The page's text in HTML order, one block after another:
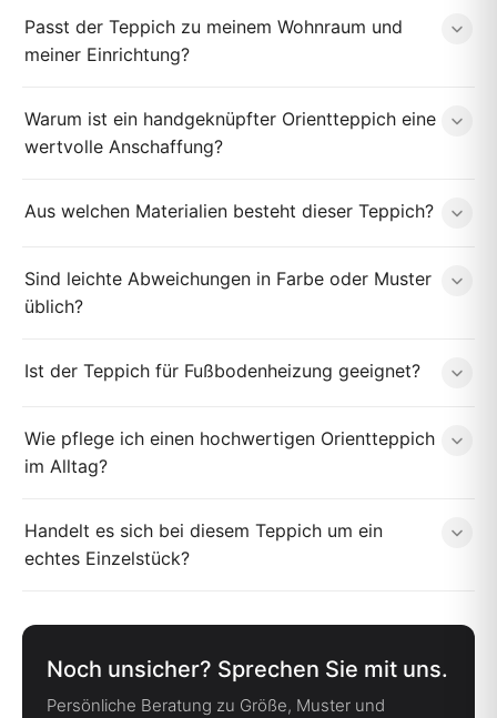
Passt der Teppich zu meinem Wohnraum und
meiner Einrichtung?
Warum ist ein handgeknüpfter Orientteppich eine
wertvolle Anschaffung?
Aus welchen Materialien besteht dieser Teppich?
Sind leichte Abweichungen in Farbe oder Muster
üblich?
Ist der Teppich für Fußbodenheizung geeignet?
Wie pflege ich einen hochwertigen Orientteppich
im Alltag?
Handelt es sich bei diesem Teppich um ein
echtes Einzelstück?
Noch unsicher? Sprechen Sie mit uns.
Persönliche Beratung zu Größe, Muster und